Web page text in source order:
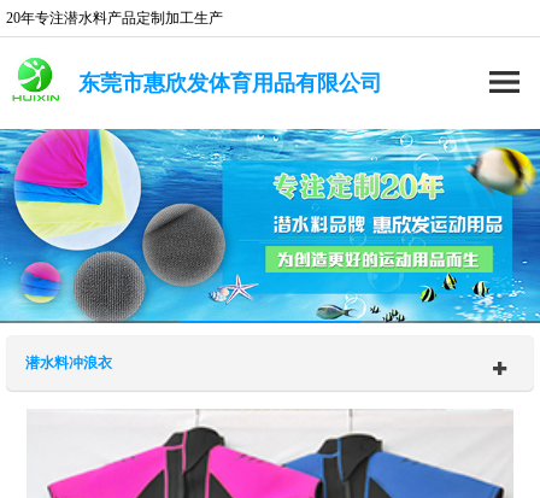
20年专注潜水料产品定制加工生产
东莞市惠欣发体育用品有限公司
潜水料冲浪衣